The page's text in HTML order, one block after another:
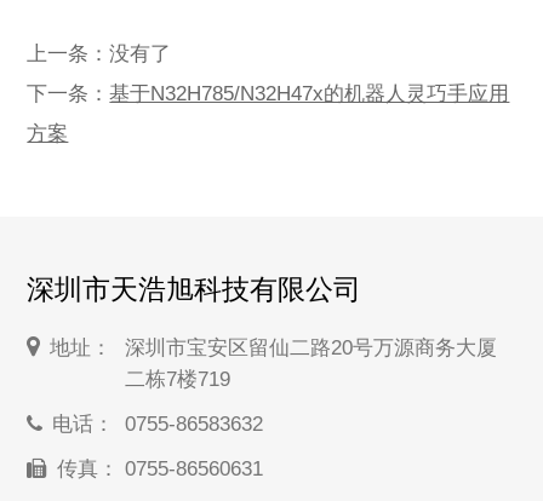
上一条：没有了
下一条：基于N32H785/N32H47x的机器人灵巧手应用
方案
深圳市天浩旭科技有限公司
地址：
深圳市宝安区留仙二路20号万源商务大厦
二栋7楼719
电话： 0755-86583632
传真： 0755-86560631